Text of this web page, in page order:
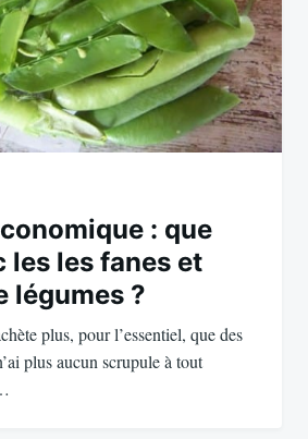
: que
les les fanes et
légumes ?
plus, pour l’essentiel, que des
plus aucun scrupule à tout